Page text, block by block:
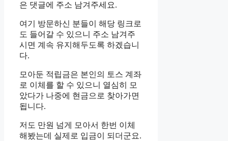
은 댓글에 주소 남겨주세요.
여기 방문하신 분들이 해당 링크로
도 들어갈 수 있으니 주소 남겨주
시면 계속 유지해두도록 하겠습니
다.
모아둔 적립금은 본인의 토스 계좌
로 이체를 할 수 있으니 열심히 모
았다가 나중에 현금으로 찾아가면
됩니다.
저도 만원 넘게 모아서 한번 이체
해봤는데 실제로 입금이 되더군요.